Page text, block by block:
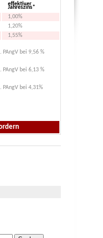
effektiver
Jahreszins*
1,00%
1,20%
1,55%
bei 9,56 %
bei 6,13 %
bei 4,31%